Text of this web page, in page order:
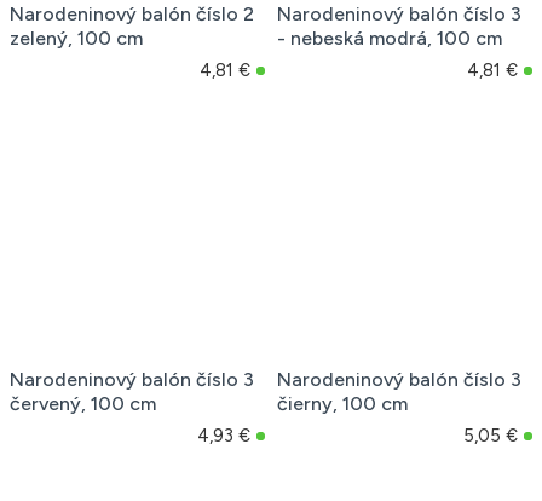
Narodeninový balón číslo 2
zelený, 100 cm
4,81 €
Narodeninový balón číslo 3
- nebeská modrá, 100 cm
4,81 €
Narodeninový balón číslo 3
červený, 100 cm
4,93 €
Narodeninový balón číslo 3
čierny, 100 cm
5,05 €